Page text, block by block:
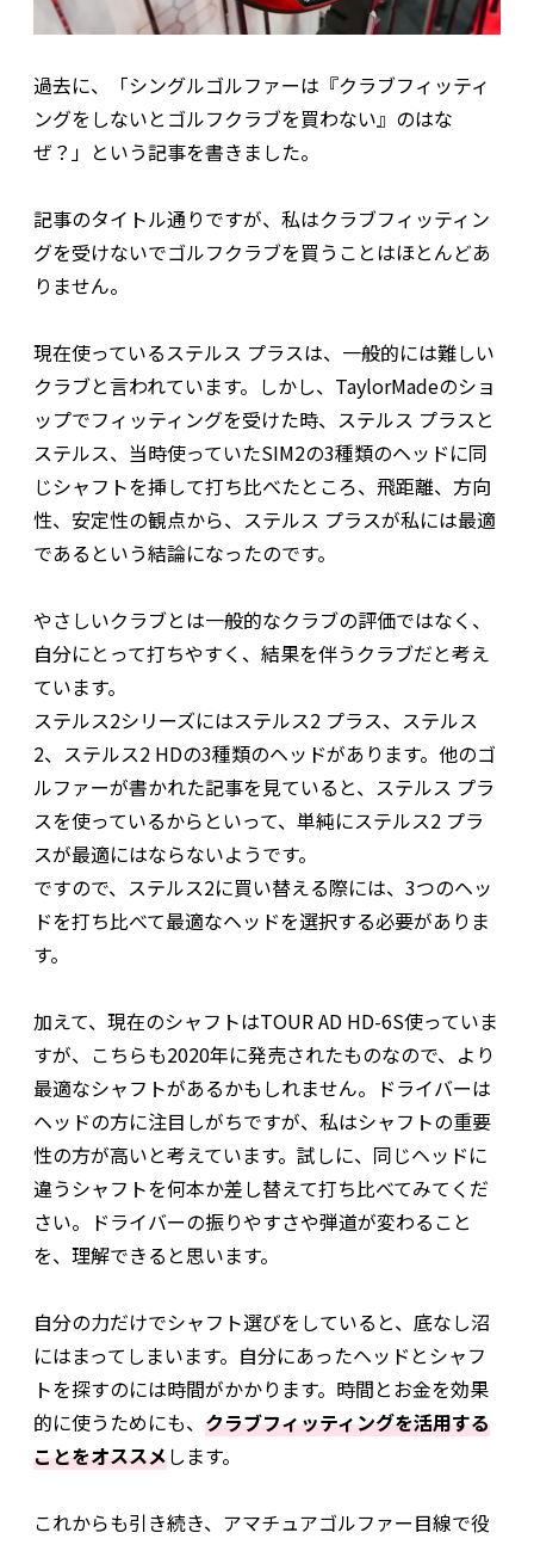
過去に、「シングルゴルファーは『クラブフィッティ
ングをしないとゴルフクラブを買わない』のはな
ぜ？」という記事を書きました。
記事のタイトル通りですが、私はクラブフィッティン
グを受けないでゴルフクラブを買うことはほとんどあ
りません。
現在使っているステルス プラスは、一般的には難しい
クラブと言われています。しかし、TaylorMadeのショ
ップでフィッティングを受けた時、ステルス プラスと
ステルス、当時使っていたSIM2の3種類のヘッドに同
じシャフトを挿して打ち比べたところ、飛距離、方向
性、安定性の観点から、ステルス プラスが私には最適
であるという結論になったのです。
やさしいクラブとは一般的なクラブの評価ではなく、
自分にとって打ちやすく、結果を伴うクラブだと考え
ています。
ステルス2シリーズにはステルス2 プラス、ステルス
2、ステルス2 HDの3種類のヘッドがあります。他のゴ
ルファーが書かれた記事を見ていると、ステルス プラ
スを使っているからといって、単純にステルス2 プラ
スが最適にはならないようです。
ですので、ステルス2に買い替える際には、3つのヘッ
ドを打ち比べて最適なヘッドを選択する必要がありま
す。
加えて、現在のシャフトはTOUR AD HD-6S使っていま
すが、こちらも2020年に発売されたものなので、より
最適なシャフトがあるかもしれません。ドライバーは
ヘッドの方に注目しがちですが、私はシャフトの重要
性の方が高いと考えています。試しに、同じヘッドに
違うシャフトを何本か差し替えて打ち比べてみてくだ
さい。ドライバーの振りやすさや弾道が変わること
を、理解できると思います。
自分の力だけでシャフト選びをしていると、底なし沼
にはまってしまいます。自分にあったヘッドとシャフ
トを探すのには時間がかかります。時間とお金を効果
的に使うためにも、 クラブフィッティングを活用する
ことをオススメします。
これからも引き続き、アマチュアゴルファー目線で役